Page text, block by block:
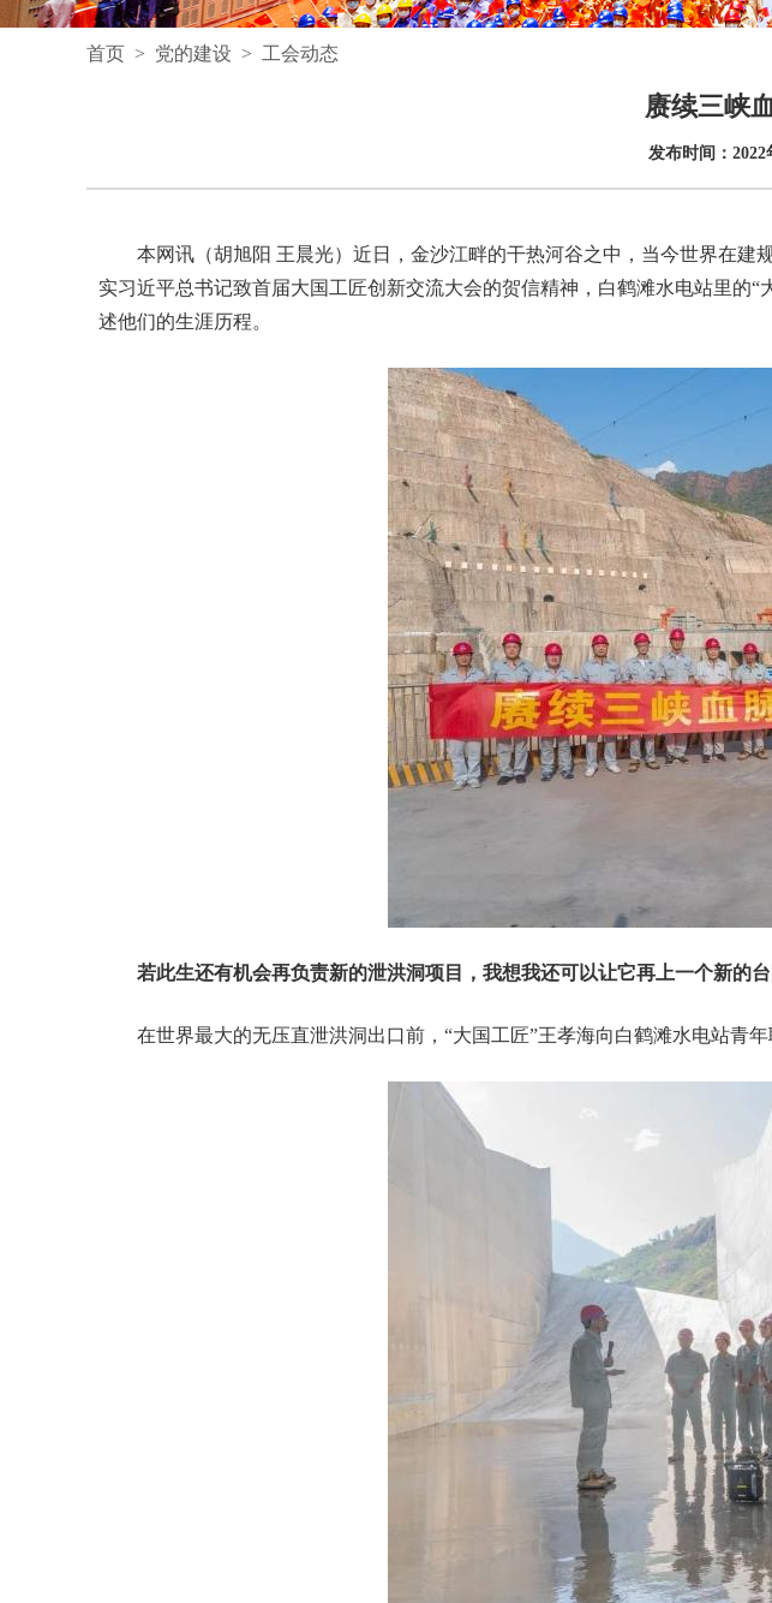
首页 > 党的建设 > 工会动态
赓续三峡
发布时间：2022
本网讯（胡旭阳 王晨光）近日，金沙江畔的干热河谷之中，当今世界在建
实习近平总书记致首届大国工匠创新交流大会的贺信精神，白鹤滩水电站里的
述他们的生涯历程。
若此生还有机会再负责新的泄洪洞项目，我想我还可以让它再上一个新的台
在世界最大的无压直泄洪洞出口前，“大国工匠”王孝海向白鹤滩水电站青年